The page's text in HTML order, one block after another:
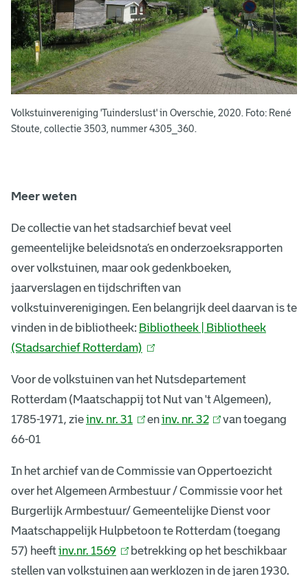
s
t
u
i
n
c
l
e
x
e
n
Volkstuinvereniging 'Tuinderslust' in Overschie, 2020. Foto: René
Stoute, collectie 3503, nummer 4305_360.
Meer weten
De collectie van het stadsarchief bevat veel
gemeentelijke beleidsnota’s en onderzoeksrapporten
over volkstuinen, maar ook gedenkboeken,
jaarverslagen en tijdschriften van
volkstuinverenigingen. Een belangrijk deel daarvan is te
vinden in de bibliotheek: Bibliotheek | Bibliotheek
(Stadsarchief Rotterdam)
i
n
k
s
e
x
t
e
r
Voor de volkstuinen van het Nutsdepartement
Rotterdam (Maatschappij tot Nut van 't Algemeen),
1785-1971, zieinv. nr. 31
n
k
i
s
e
eninv. nr. 32(
n
k
i
s
e
van toegang
66-01
In het archief van de Commissie van Oppertoezicht
over het Algemeen Armbestuur / Commissie voor het
Burgerlijk Armbestuur/ Gemeentelijke Dienst voor
Maatschappelijk Hulpbetoon te Rotterdam (toegang
57) heeftinv.nr. 1569
l
betrekking op het beschikbaar
stellen van volkstuinen aan werklozen in de jaren 1930.